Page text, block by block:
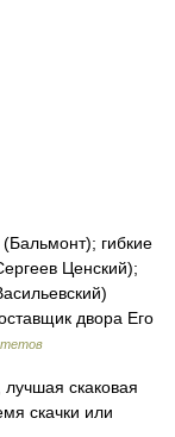
гибкие
Ценский);
двора Его
скаковая
скачки или